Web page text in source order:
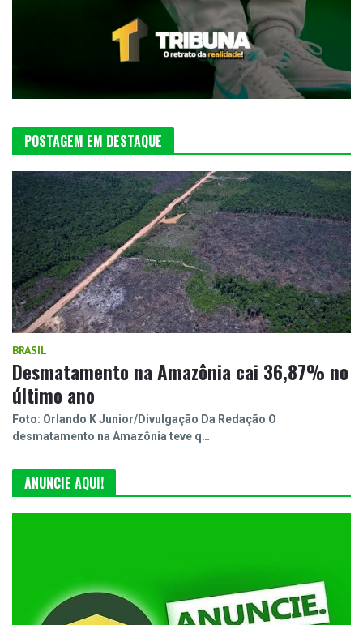
POSTAGEM EM DESTAQUE
BRASIL
Desmatamento na Amazônia cai 36,87% no
último ano
Foto: Orlando K Junior/Divulgação Da Redação O
desmatamento na Amazônia teve q…
ANUNCIE AQUI!